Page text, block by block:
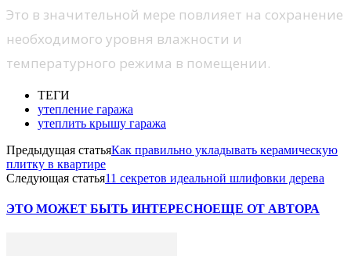
Это в значительной мере повлияет на сохранение
необходимого уровня влажности и
температурного режима в помещении.
ТЕГИ
утепление гаража
утеплить крышу гаража
Предыдущая статьяКак правильно укладывать керамическую
плитку в квартире
Следующая статья11 секретов идеальной шлифовки дерева
ЭТО МОЖЕТ БЫТЬ ИНТЕРЕСНОЕЩЕ ОТ АВТОРА